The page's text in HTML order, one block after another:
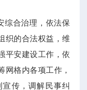
综合治理，依法保
织的合法权益，维
平安建设工作，依
网格内各项工作，
传，调解民事纠